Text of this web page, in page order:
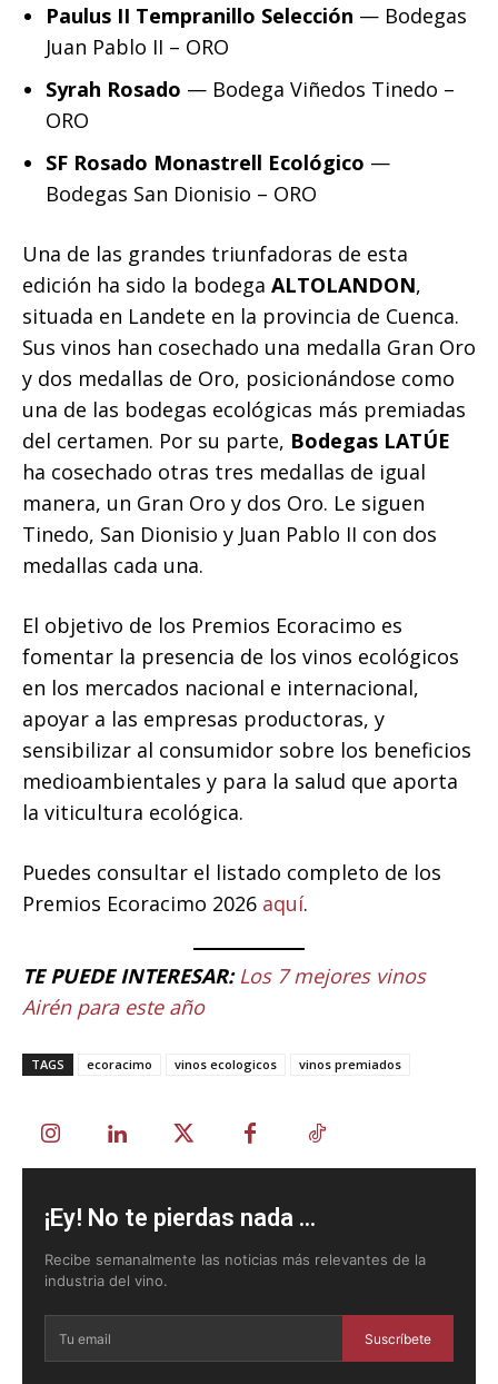
Paulus II Tempranillo Selección — Bodegas
Juan Pablo II – ORO
Syrah Rosado — Bodega Viñedos Tinedo –
ORO
SF Rosado Monastrell Ecológico —
Bodegas San Dionisio – ORO
Una de las grandes triunfadoras de esta
edición ha sido la bodega ALTOLANDON,
situada en Landete en la provincia de Cuenca.
Sus vinos han cosechado una medalla Gran Oro
y dos medallas de Oro, posicionándose como
una de las bodegas ecológicas más premiadas
del certamen. Por su parte, Bodegas LATÚE
ha cosechado otras tres medallas de igual
manera, un Gran Oro y dos Oro. Le siguen
Tinedo, San Dionisio y Juan Pablo II con dos
medallas cada una.
El objetivo de los Premios Ecoracimo es
fomentar la presencia de los vinos ecológicos
en los mercados nacional e internacional,
apoyar a las empresas productoras, y
sensibilizar al consumidor sobre los beneficios
medioambientales y para la salud que aporta
la viticultura ecológica.
Puedes consultar el listado completo de los
Premios Ecoracimo 2026 aquí.
TE PUEDE INTERESAR: Los 7 mejores vinos
Airén para este año
TAGS ecoracimo vinos ecologicos vinos premiados
¡Ey! No te pierdas nada ...
Recibe semanalmente las noticias más relevantes de la
industria del vino.
Suscríbete